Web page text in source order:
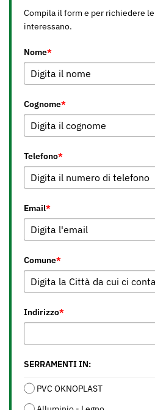
Compila il form e per richiedere
interessano.
Nome*
Cognome*
Telefono*
Email*
Comune*
Indirizzo*
SERRAMENTI IN:
PVC OKNOPLAST